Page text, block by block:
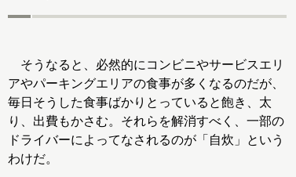
そうなると、必然的にコンビニやサービスエリ
アやパーキングエリアの食事が多くなるのだが、
毎日そうした食事ばかりとっていると飽き、太
り、出費もかさむ。それらを解消すべく、一部の
ドライバーによってなされるのが「自炊」という
わけだ。